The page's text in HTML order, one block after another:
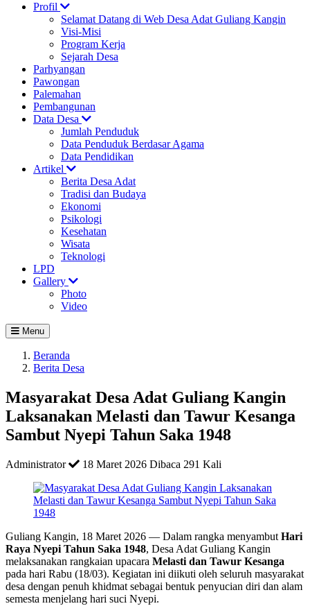
Profil
Selamat Datang di Web Desa Adat Guliang Kangin
Visi-Misi
Program Kerja
Sejarah Desa
Parhyangan
Pawongan
Palemahan
Pembangunan
Data Desa
Jumlah Penduduk
Data Penduduk Berdasar Agama
Data Pendidikan
Artikel
Berita Desa Adat
Tradisi dan Budaya
Ekonomi
Psikologi
Kesehatan
Wisata
Teknologi
LPD
Gallery
Photo
Video
Menu
Beranda
Berita Desa
Masyarakat Desa Adat Guliang Kangin
Laksanakan Melasti dan Tawur Kesanga
Sambut Nyepi Tahun Saka 1948
Administrator 18 Maret 2026 Dibaca 291 Kali
Guliang Kangin, 18 Maret 2026 — Dalam rangka menyambut Hari
Raya Nyepi Tahun Saka 1948, Desa Adat Guliang Kangin
melaksanakan rangkaian upacara Melasti dan Tawur Kesanga
pada hari Rabu (18/03). Kegiatan ini diikuti oleh seluruh masyarakat
desa dengan penuh khidmat sebagai bentuk penyucian diri dan alam
semesta menjelang hari suci Nyepi.